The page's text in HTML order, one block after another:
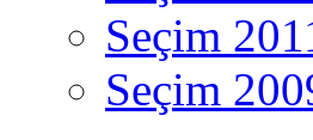
Seçim
Seçim